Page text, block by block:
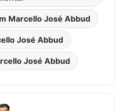
Marcello José Abbud
José Abbud
José Abbud